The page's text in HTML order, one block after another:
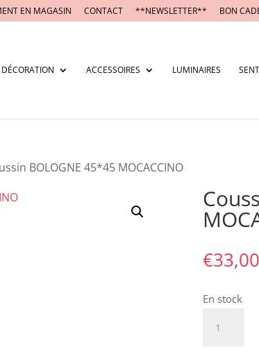
EN MAGASIN CONTACT **NEWSLETTER** BON
DÉCORATION ACCESSOIRES LUMINAIRES
BOLOGNE 45*45 MOCACCINO
€33,00
En stock